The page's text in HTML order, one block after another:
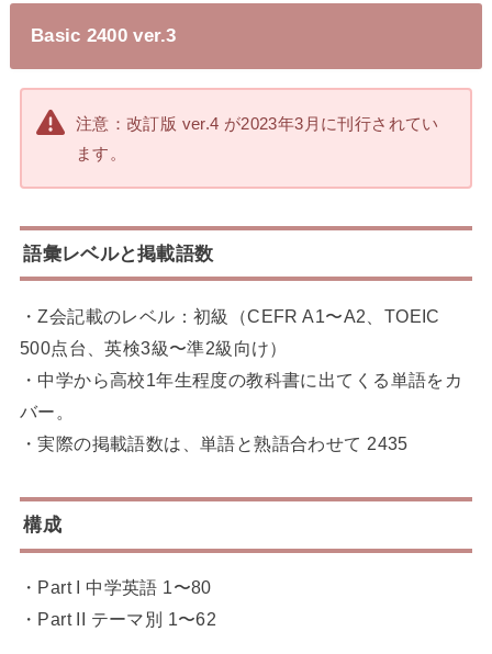
Basic 2400 ver.3
注意：改訂版 ver.4 が2023年3月に刊行されてい
ます。
語彙レベルと掲載語数
・Z会記載のレベル：初級（CEFR A1〜A2、TOEIC
500点台、英検3級〜準2級向け）
・中学から高校1年生程度の教科書に出てくる単語をカ
バー。
・実際の掲載語数は、単語と熟語合わせて 2435
構成
・Part I 中学英語 1〜80
・Part II テーマ別 1〜62